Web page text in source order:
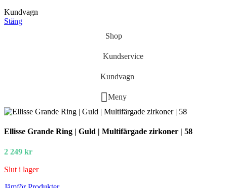
Kundvagn
Stäng
Shop
Kundservice
Kundvagn
Meny
Ellisse Grande Ring | Guld | Multifärgade zirkoner | 58
2 249 kr
Slut i lager